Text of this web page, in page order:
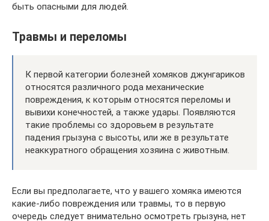
быть опасными для людей.
Травмы и переломы
К первой категории болезней хомяков джунгариков
относятся различного рода механические
повреждения, к которым относятся переломы и
вывихи конечностей, а также удары. Появляются
такие проблемы со здоровьем в результате
падения грызуна с высоты, или же в результате
неаккуратного обращения хозяина с животным.
Если вы предполагаете, что у вашего хомяка имеются
какие-либо повреждения или травмы, то в первую
очередь следует внимательно осмотреть грызуна, нет